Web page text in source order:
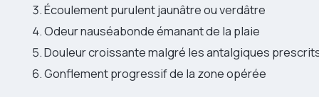
Écoulement purulent jaunâtre ou verdâtre
Odeur nauséabonde émanant de la plaie
Douleur croissante malgré les antalgiques
Gonflement progressif de la zone opérée